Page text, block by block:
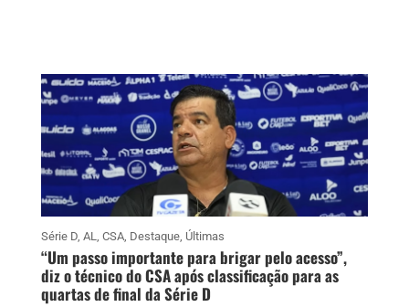
Série D, AL, CSA, Destaque, Últimas
“Um passo importante para brigar pelo acesso”,
diz o técnico do CSA após classificação para as
quartas de final da Série D